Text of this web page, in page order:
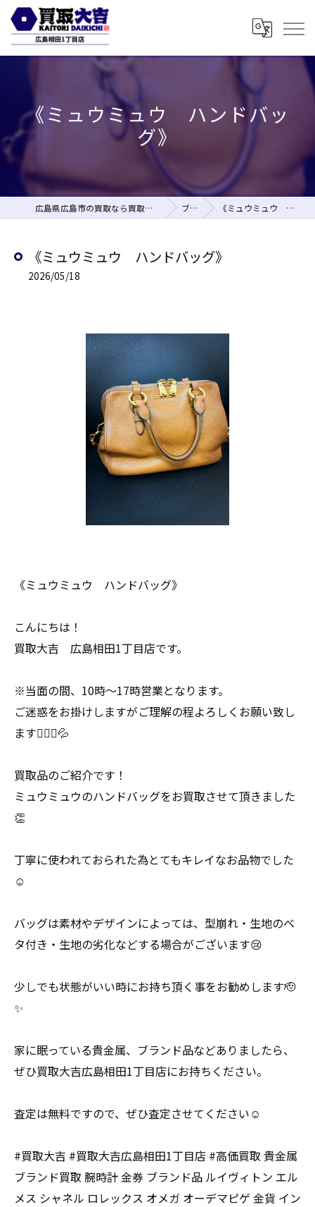
《ミュウミュウ ハンドバッ
グ》
広島県広島市の買取なら買取大吉 広島相田1丁目店 ブログ 《ミュウミュウ ハンドバッグ》
《ミュウミュウ ハンドバッグ》
2026/05/18
《ミュウミュウ ハンドバッグ》
こんにちは！
買取大吉 広島相田1丁目店です。
※当面の間、10時〜17時営業となります。
ご迷惑をお掛けしますがご理解の程よろしくお願い致し
ます🙇🏻‍♀️💦
買取品のご紹介です！
ミュウミュウのハンドバッグをお買取させて頂きました
👏
丁寧に使われておられた為とてもキレイなお品物でした
☺️
バッグは素材やデザインによっては、型崩れ・生地のベ
タ付き・生地の劣化などする場合がございます😢
少しでも状態がいい時にお持ち頂く事をお勧めします🫡
✨
家に眠っている貴金属、ブランド品などありましたら、
ぜひ買取大吉広島相田1丁目店にお持ちください。
査定は無料ですので、ぜひ査定させてください☺️
#買取大吉 #買取大吉広島相田1丁目店 #高価買取 貴金属
ブランド買取 腕時計 金券 ブランド品 ルイヴィトン エル
メス シャネル ロレックス オメガ オーデマピゲ 金貨 イン